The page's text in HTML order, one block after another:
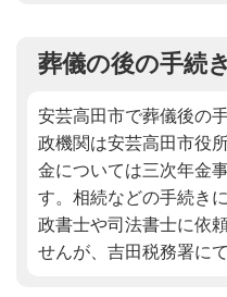
葬儀の後の手続
安芸高田市で葬儀後の
政機関は安芸高田市役
金については三次年金
す。相続などの手続き
政書士や司法書士に依
せんが、吉田税務署に